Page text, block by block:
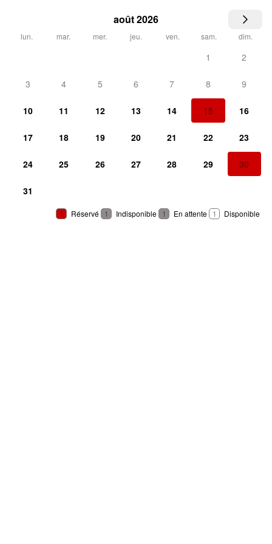
août 2026
lun. mar. mer. jeu. ven. sam. dim.
1 2
3 4 5 6 7 8 9
10 11 12 13 14 15 16
17 18 19 20 21 22 23
24 25 26 27 28 29 30
31
1 Réservé 1 Indisponible 1 En attente 1 Disponible